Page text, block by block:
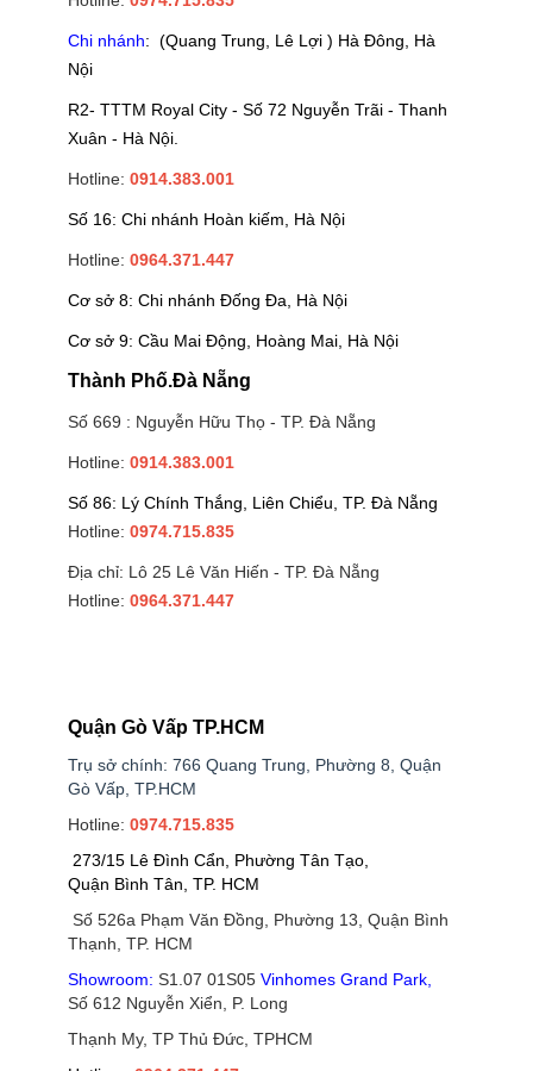
Chi nhánh: (Quang Trung, Lê Lợi ) Hà Đông, Hà
Nội
R2- TTTM Royal City - Số 72 Nguyễn Trãi - Thanh
Xuân - Hà Nội.
Hotline: 0914.383.001
Số 16: Chi nhánh Hoàn kiếm, Hà Nội
Hotline: 0964.371.447
Cơ sở 8: Chi nhánh Đống Đa, Hà Nội
Cơ sở 9: Cầu Mai Động, Hoàng Mai, Hà Nội
Thành Phố.Đà Nẵng
Số 669 : Nguyễn Hữu Thọ - TP. Đà Nẵng
Hotline: 0914.383.001
Số 86: Lý Chính Thắng, Liên Chiểu, TP. Đà Nẵng
Hotline: 0974.715.835
Địa chỉ: Lô 25 Lê Văn Hiến - TP. Đà Nẵng
Hotline: 0964.371.447
Quận Gò Vấp TP.HCM
Trụ sở chính: 766 Quang Trung, Phường 8, Quận
Gò Vấp, TP.HCM
Hotline: 0974.715.835
273/15 Lê Đình Cẩn, Phường Tân Tạo,
Quận Bình Tân, TP. HCM
Số 526a Phạm Văn Đồng, Phường 13, Quận Bình
Thạnh, TP. HCM
Showroom: S1.07 01S05 Vinhomes Grand Park,
Số 612 Nguyễn Xiển, P. Long
Thạnh My, TP Thủ Đức, TPHCM